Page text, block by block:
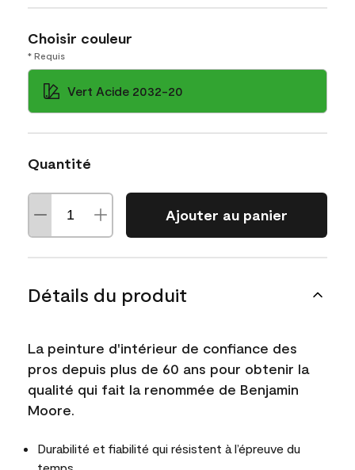
Choisir couleur
* Requis
Vert Acide 2032-20
Quantité
Ajouter au panier
Détails du produit
La peinture d'intérieur de confiance des
pros depuis plus de 60 ans pour obtenir la
qualité qui fait la renommée de Benjamin
Moore.
Durabilité et fiabilité qui résistent à l’épreuve du
temps